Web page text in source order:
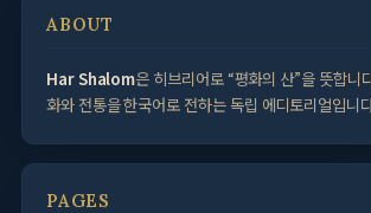
ABOUT
Har Shalom은 히브리어로 “평화의 산”을 뜻합니
화와 전통을 한국어로 전하는 독립 에디토리얼입니
PAGES